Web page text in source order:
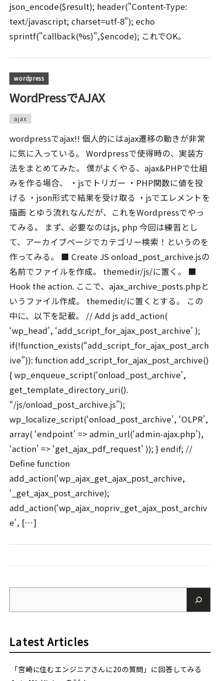
json_encode($result); header("Content-Type:
text/javascript; charset=utf-8"); echo
sprintf("callback(%s)",$encode); これでOK。
wordpress
WordPressでAJAX
ajax
wordpressでajax!! 個人的にはajax遷移の動きが非常
に気に入っている。 Wordpressで使得時の、実装方
法をまとめてみた。 僕がよくやる、ajax&PHPで仕組
みを作る場合、 ・jsでトリガー ・PHP関数に値を投
げる ・json形式で結果を受け取る ・jsでエレメントを
描画 とゆう流れなんだが、これをWordpressでやっ
てみる。 まず、必要なのはjs, php 今回は練習とし
て、アーカイブページでカテゴリー検索！というのを
作ってみる。 ■ Create JS onload_post_archive.jsの
名前でファイルを作成。 themedir/js/に置く。 ■
Hook the action. ここで、ajax_archive_posts.phpと
いうファイル作成。 themedir/に置くとする。 この
中に、以下を記載。 // Add js add_action(
‘wp_head’, ‘add_script_for_ajax_post_archive’ );
if(!function_exists(“add_script_for_ajax_post_arch
ive”)): function add_script_for_ajax_post_archive()
{ wp_enqueue_script(‘onload_post_archive’,
get_template_directory_uri().
“/js/onload_post_archive.js”);
wp_localize_script(‘onload_post_archive’, ‘OLPR’,
array( ‘endpoint’ => admin_url(‘admin-ajax.php’),
‘action’ => ‘get_ajax_pdf_request’ )); } endif; //
Define function
add_action(‘wp_ajax_get_ajax_post_archive,
‘_get_ajax_post_archive);
add_action(‘wp_ajax_nopriv_get_ajax_post_archiv
e’, […]
Latest Articles
「宮崎に住むエンジニアさんに20の質問」に回答してみる